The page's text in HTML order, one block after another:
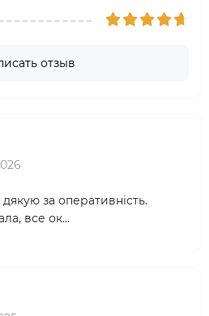
отзыв
за оперативність.
все ок...